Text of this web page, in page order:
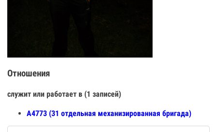
Отношения
служит или работает в (1 записей)
А4773 (31 отдельная механизированная бригада)